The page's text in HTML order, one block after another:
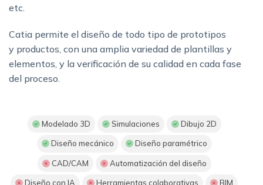
etc.
Catia permite el diseño de todo tipo de prototipos
y productos, con una amplia variedad de plantillas y
elementos, y la verificación de su calidad en cada fase
del proceso.
Modelado 3D Simulaciones Dibujo 2D
Diseño mecánico Diseño paramétrico
CAD/CAM Automatización del diseño
Diseño con IA Herramientas colaborativas BIM